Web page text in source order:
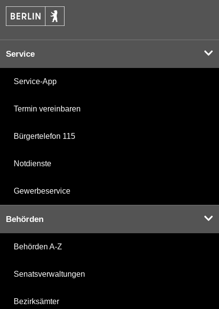
Service
Service-App
Termin vereinbaren
Bürgertelefon 115
Notdienste
Gewerbeservice
Behörden
Behörden A-Z
Senatsverwaltungen
Bezirksämter